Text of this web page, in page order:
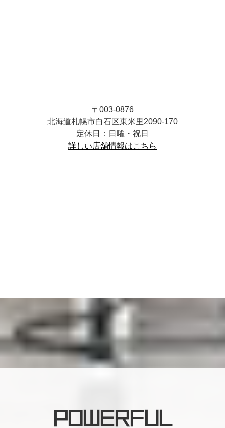
〒003-0876
北海道札幌市白石区東米里2090-170
定休日：日曜・祝日
詳しい店舗情報はこちら
POWERFUL